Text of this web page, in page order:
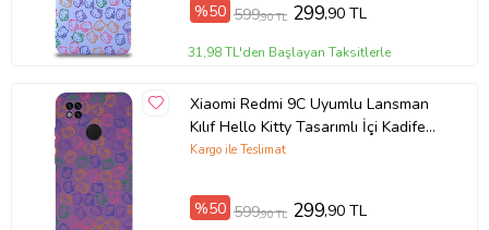
%50 599,90 TL 299,90 TL
31,98 TL'den Başlayan Taksitlerle
Xiaomi Redmi 9C Uyumlu Lansman
Kılıf Hello Kitty Tasarımlı İçi Kadife
Kapak-Mor (Şeffaf)
Kargo ile Teslimat
%50 599,90 TL 299,90 TL